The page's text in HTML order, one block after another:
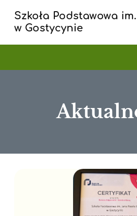
Szkoła Podstawowa
w Gostycynie